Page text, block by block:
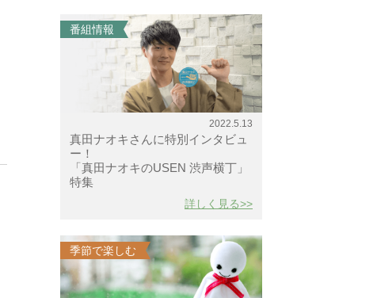
2022.5.13
真田ナオキさんに特別インタビュ
ー！
「真田ナオキのUSEN 渋声横丁」
特集
詳しく見る>>
番組情報
季節で楽しむ